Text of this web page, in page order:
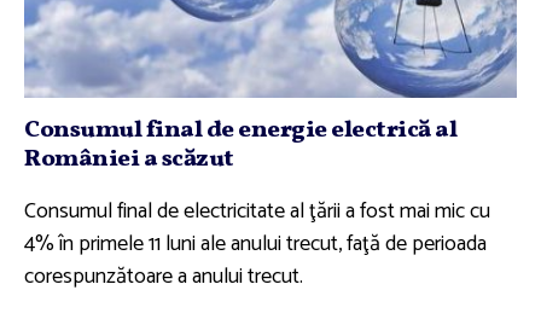
Consumul final de energie electrică al
României a scăzut
Consumul final de electricitate al ţării a fost mai mic cu
4% în primele 11 luni ale anului trecut, faţă de perioada
corespunzătoare a anului trecut.